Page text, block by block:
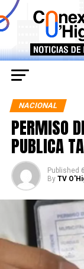
NACIONAL
PERMISO
PUBLICA
Published
By TV